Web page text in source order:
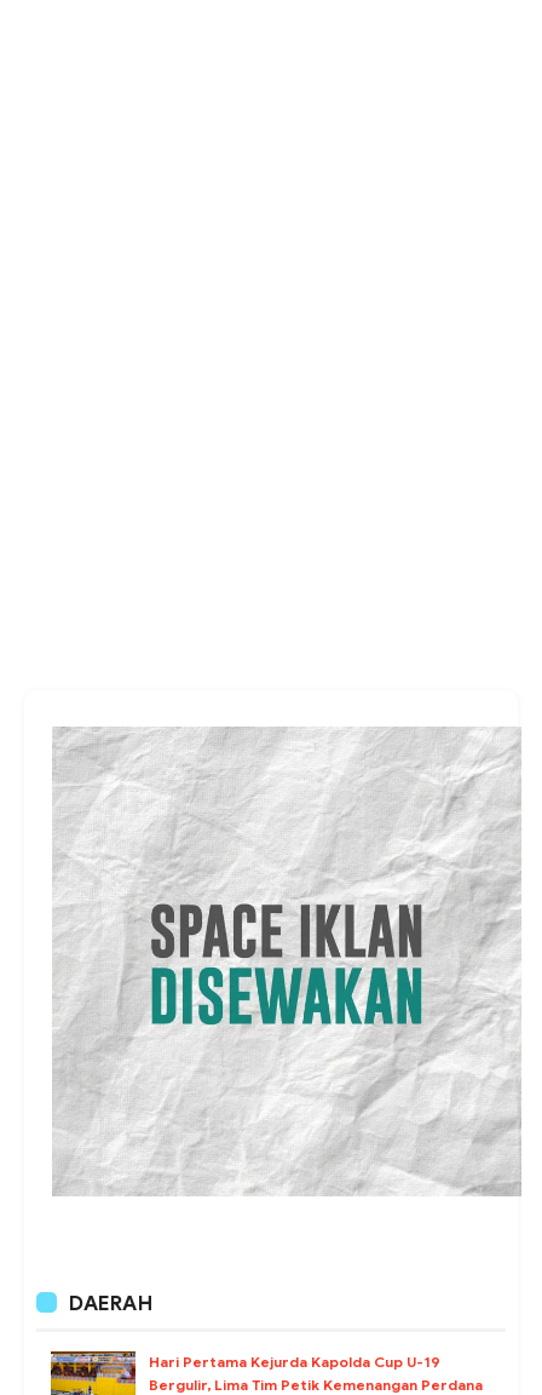
DAERAH
Hari Pertama Kejurda Kapolda Cup U-19
Bergulir, Lima Tim Petik Kemenangan Perdana